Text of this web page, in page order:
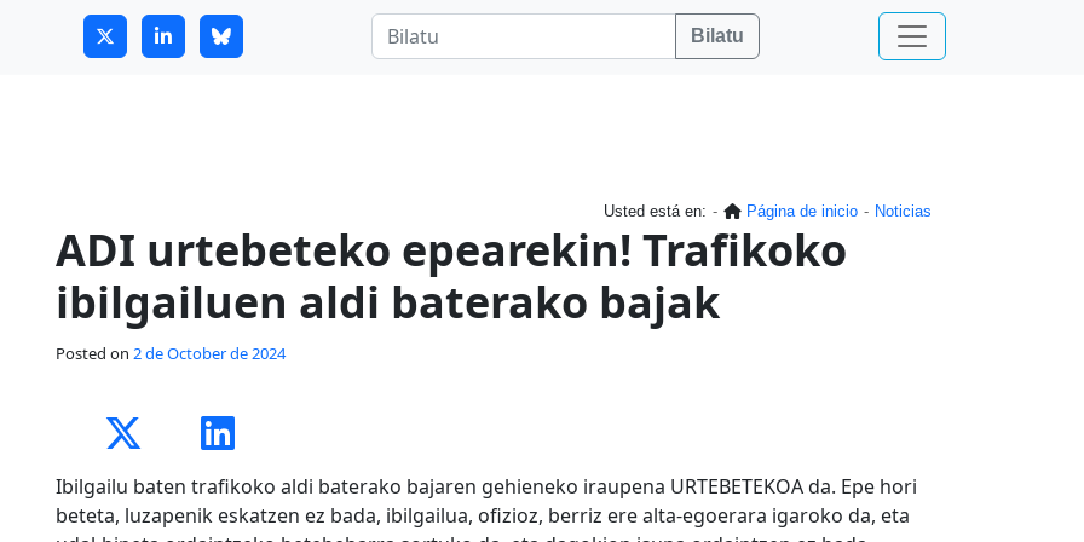
guitrans@guitrans.eus Bilatu
Usted está en: Página de inicio Noticias
ADI urtebeteko epearekin! Trafikoko
ibilgailuen aldi baterako bajak
Posted on 2 de October de 2024
Ibilgailu baten trafikoko aldi baterako bajaren gehieneko iraupena URTEBETEKOA da. Epe hori
beteta, luzapenik eskatzen ez bada, ibilgailua, ofizioz, berriz ere alta-egoerara igaroko da, eta